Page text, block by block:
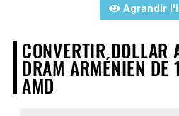
Agrandir
CONVERTIR DOLLAR
DRAM ARMÉNIEN
AMD